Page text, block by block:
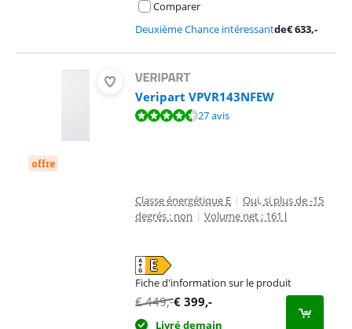
Comparer
Deuxième Chance intéressantde€633,-
offre
Veripart VPVR143NFEW
La note est de 9,1 sur 10, basée sur 27 avis.27 avis
Classe énergétique E | Oui, si plus de -15
degrés : non | Volume net : 161 l
Fiche d'information sur le produit
s'ouvre dans un nouvel onglet
€449,-€ 399,-
Livré demain